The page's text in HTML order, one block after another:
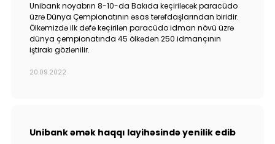
Unibank noyabrın 8-10-da Bakıda keçiriləсək paracüdo
üzrə Dünya Çempionatının əsas tərəfdaşlarından biridir.
Ölkəmizdə ilk dəfə keçirilən paracüdo idman növü üzrə
dünya çempionatında 45 ölkədən 250 idmançının
iştirakı gözlənilir.
20.09.2022
Unibank əmək haqqı layihəsində yenilik edib